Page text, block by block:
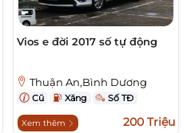
Vios e đời 2017 số tự động
Thuận An,Bình Dương
Cũ Xăng Số TĐ
Xem thêm 200 Triệu